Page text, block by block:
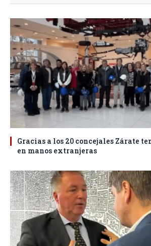
Gracias a los 20 concejales Zárate
en manos extranjeras